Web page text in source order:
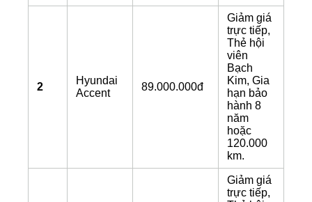
2
Hyundai
Accent
89.000.000đ
Giảm giá
trực tiếp,
Thẻ hội
viên
Bạch
Kim, Gia
hạn bảo
hành 8
năm
hoặc
120.000
km.
Giảm giá
trực tiếp,